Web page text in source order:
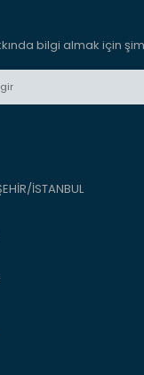
bilgi almak için
İSTANBUL